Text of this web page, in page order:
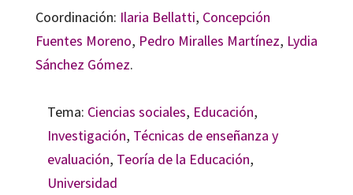
Coordinación: Ilaria Bellatti, Concepción
Fuentes Moreno, Pedro Miralles Martínez, Lydia
Sánchez Gómez.
Tema: Ciencias sociales, Educación,
Investigación, Técnicas de enseñanza y
evaluación, Teoría de la Educación,
Universidad